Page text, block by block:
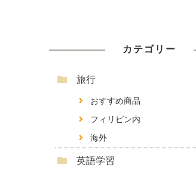
カテゴリー
旅行
おすすめ商品
フィリピン内
海外
英語学習